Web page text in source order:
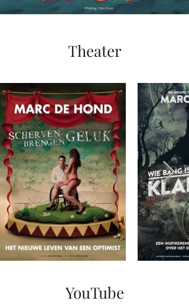
Theater
YouTube